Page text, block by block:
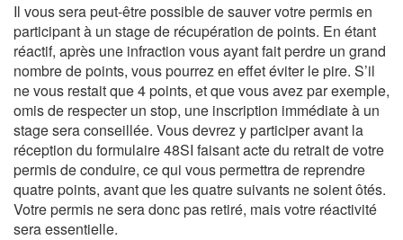
Il vous sera peut-être possible de sauver votre permis en
participant à un stage de récupération de points. En étant
réactif, après une infraction vous ayant fait perdre un grand
nombre de points, vous pourrez en effet éviter le pire. S’il
ne vous restait que 4 points, et que vous avez par exemple,
omis de respecter un stop, une inscription immédiate à un
stage sera conseillée. Vous devrez y participer avant la
réception du formulaire 48SI faisant acte du retrait de votre
permis de conduire, ce qui vous permettra de reprendre
quatre points, avant que les quatre suivants ne soient ôtés.
Votre permis ne sera donc pas retiré, mais votre réactivité
sera essentielle.